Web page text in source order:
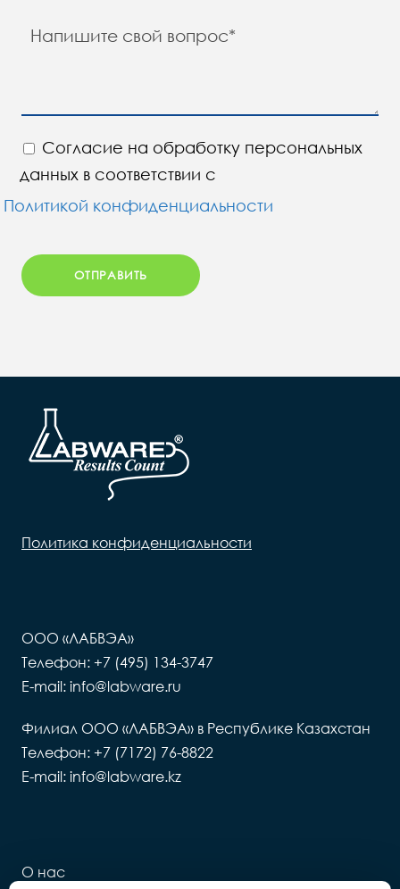
Согласие на обработку персональных
данных в соответствии с
Политикой конфиденциальности
Политика конфиденциальности
ООО «ЛАБВЭА»
Телефон: +7 (495) 134-3747
E-mail: info@labware.ru
Филиал ООО «ЛАБВЭА» в Республике Казахстан
Телефон: +7 (7172) 76-8822
E-mail: info@labware.kz
О нас